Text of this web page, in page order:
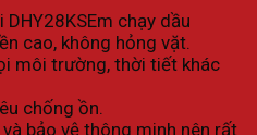
chạy dầu
cao, không hỏng vặt.
môi trường, thời tiết khác
chống ồn.
bảo vệ thông minh nên rất